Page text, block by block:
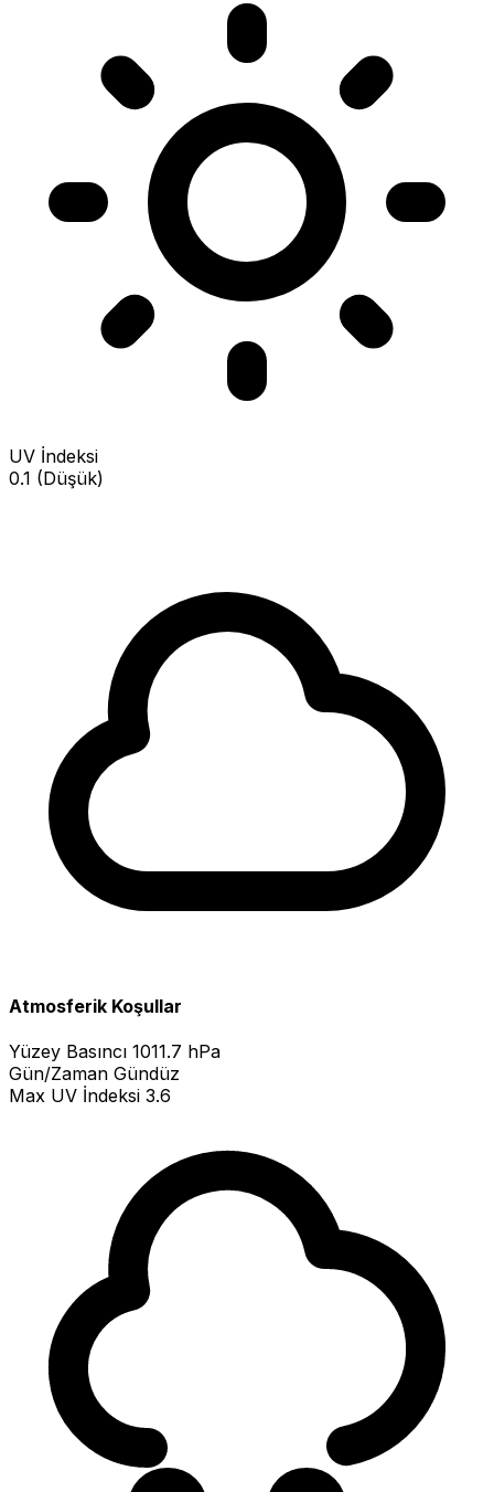
UV İndeksi
0.1 (Düşük)
Atmosferik Koşullar
Yüzey Basıncı 1011.7 hPa
Gün/Zaman Gündüz
Max UV İndeksi 3.6